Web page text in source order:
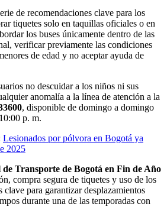
de recomendaciones clave para los
tiquetes solo en taquillas oficiales o en
los buses únicamente dentro de las
verificar previamente las condiciones
de edad y no aceptar ayuda de
no descuidar a los niños ni sus
anomalía a la línea de atención a la
, disponible de domingo a domingo
p. m.
Lesionados por pólvora en Bogotá ya
2025
Transporte de Bogotá en Fin de Año
compra segura de tiquetes y uso de los
clave para garantizar desplazamientos
durante una de las temporadas con